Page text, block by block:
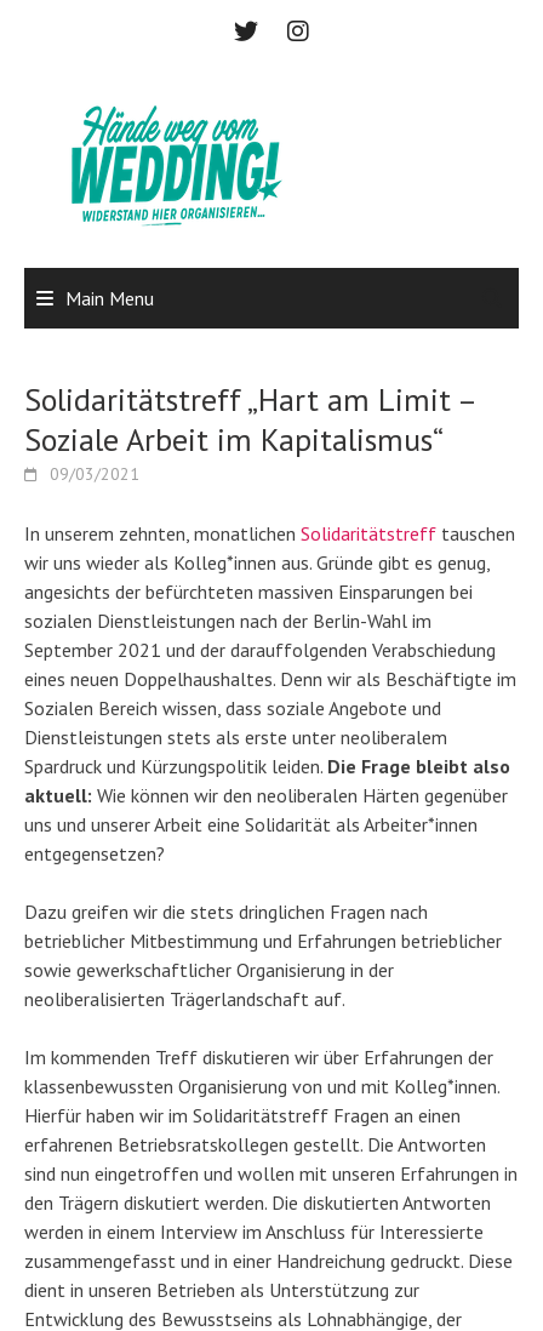
Main Menu
Solidaritätstreff „Hart am Limit –
Soziale Arbeit im Kapitalismus“
09/03/2021
In unserem zehnten, monatlichen Solidaritätstreff tauschen
wir uns wieder als Kolleg*innen aus. Gründe gibt es genug,
angesichts der befürchteten massiven Einsparungen bei
sozialen Dienstleistungen nach der Berlin-Wahl im
September 2021 und der darauffolgenden Verabschiedung
eines neuen Doppelhaushaltes. Denn wir als Beschäftigte im
Sozialen Bereich wissen, dass soziale Angebote und
Dienstleistungen stets als erste unter neoliberalem
Spardruck und Kürzungspolitik leiden. Die Frage bleibt also
aktuell: Wie können wir den neoliberalen Härten gegenüber
uns und unserer Arbeit eine Solidarität als Arbeiter*innen
entgegensetzen?
Dazu greifen wir die stets dringlichen Fragen nach
betrieblicher Mitbestimmung und Erfahrungen betrieblicher
sowie gewerkschaftlicher Organisierung in der
neoliberalisierten Trägerlandschaft auf.
Im kommenden Treff diskutieren wir über Erfahrungen der
klassenbewussten Organisierung von und mit Kolleg*innen.
Hierfür haben wir im Solidaritätstreff Fragen an einen
erfahrenen Betriebsratskollegen gestellt. Die Antworten
sind nun eingetroffen und wollen mit unseren Erfahrungen in
den Trägern diskutiert werden. Die diskutierten Antworten
werden in einem Interview im Anschluss für Interessierte
zusammengefasst und in einer Handreichung gedruckt. Diese
dient in unseren Betrieben als Unterstützung zur
Entwicklung des Bewusstseins als Lohnabhängige, der